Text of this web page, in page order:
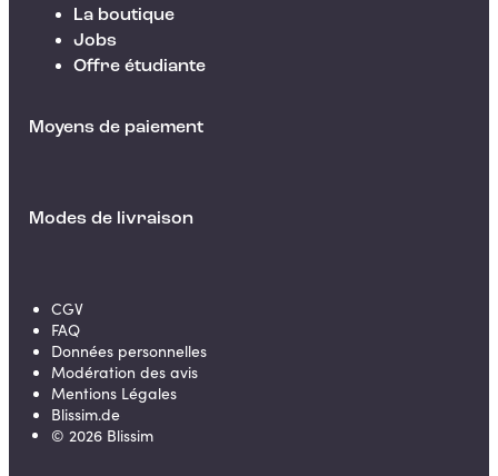
La boutique
Jobs
Offre étudiante
Moyens de paiement
Modes de livraison
CGV
FAQ
Données personnelles
Modération des avis
Mentions Légales
Blissim.de
© 2026 Blissim